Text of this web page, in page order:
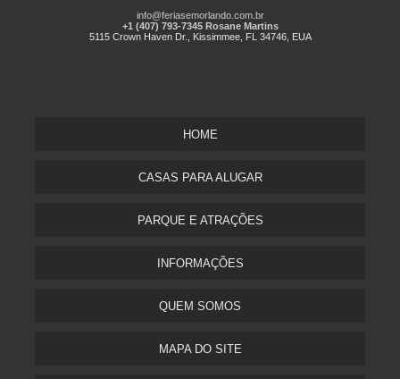
info@feriasemorlando.com.br
+1 (407) 793-7345 Rosane Martins
5115 Crown Haven Dr., Kissimmee, FL 34746, EUA
HOME
CASAS PARA ALUGAR
PARQUE E ATRAÇÕES
INFORMAÇÕES
QUEM SOMOS
MAPA DO SITE